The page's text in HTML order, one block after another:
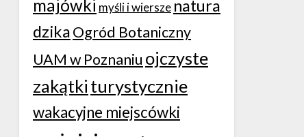
majówki myśli i wiersze natura
dzikaOgród Botaniczny
UAM w Poznaniu ojczyste
zakątki turystycznie
wakacyjne miejscówki